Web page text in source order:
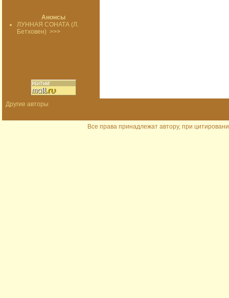
Анонсы
ЛУННАЯ СОНАТА (Л.
Бетховен) >>>
Другие авторы
Все права принадлежат автору, при